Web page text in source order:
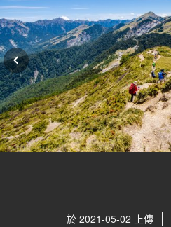
於 2021-05-02 上傳